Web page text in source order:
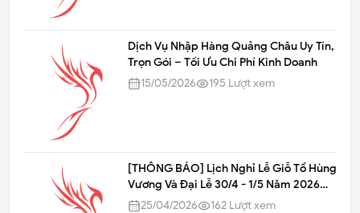
Dịch Vụ Nhập Hàng Quảng Châu Uy Tín,
Trọn Gói – Tối Ưu Chi Phí Kinh Doanh
15/05/2026
195 Lượt xem
[THÔNG BÁO] Lịch Nghỉ Lễ Giỗ Tổ Hùng
Vương Và Đại Lễ 30/4 - 1/5 Năm 2026
Tại Chuyển Hàng Quảng Châu
25/04/2026 162Lượt xem